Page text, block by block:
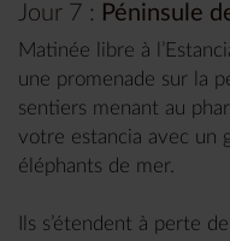
Jour 7 : Péninsule
Matinée libre à
une promenade sur la
sentiers menant au
votre estancia avec un
éléphants de mer.
Ils s’étendent à perte